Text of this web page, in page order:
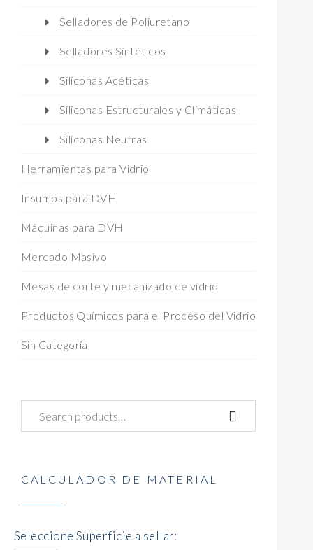
Selladores de Poliuretano
Selladores Sintéticos
Siliconas Acéticas
Siliconas Estructurales y Climáticas
Siliconas Neutras
Herramientas para Vidrio
Insumos para DVH
Máquinas para DVH
Mercado Masivo
Mesas de corte y mecanizado de vidrio
Productos Químicos para el Proceso del Vidrio
Sin Categoría
CALCULADOR DE MATERIAL
Seleccione Superficie a sellar: